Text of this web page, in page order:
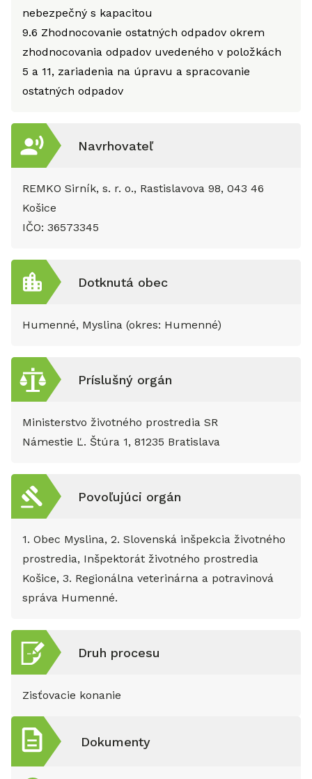
nebezpečný s kapacitou
9.6 Zhodnocovanie ostatných odpadov okrem
zhodnocovania odpadov uvedeného v položkách
5 a 11, zariadenia na úpravu a spracovanie
ostatných odpadov
Navrhovateľ
REMKO Sirník, s. r. o., Rastislavova 98, 043 46
Košice
IČO: 36573345
Dotknutá obec
Humenné, Myslina (okres: Humenné)
Príslušný orgán
Ministerstvo životného prostredia SR
Námestie Ľ. Štúra 1, 81235 Bratislava
Povoľujúci orgán
1. Obec Myslina, 2. Slovenská inšpekcia životného
prostredia, Inšpektorát životného prostredia
Košice, 3. Regionálna veterinárna a potravinová
správa Humenné.
Druh procesu
Zisťovacie konanie
Dokumenty